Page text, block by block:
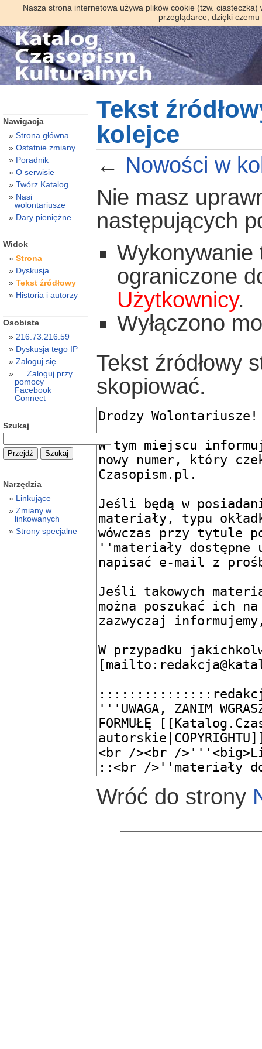
Nasza strona internetowa używa plików cookie (tzw.
przeglądarce, dzięki
Tekst
kolejce
← Nowości w
Nie masz
następujących
Wykonywanie
ograniczone
Użytkownicy.
Wyłączono
Tekst źródłowy
skopiować.
Wróć do strony
Nawigacja
Strona główna
Ostatnie zmiany
Poradnik
O serwisie
Twórz Katalog
Nasi
wolontariusze
Dary pieniężne
Widok
Strona
Dyskusja
Tekst źródłowy
Historia i autorzy
Osobiste
216.73.216.59
Dyskusja tego IP
Zaloguj się
Zaloguj przy
pomocy
Facebook
Connect
Szukaj
Narzędzia
Linkujące
Zmiany w
linkowanych
Strony specjalne